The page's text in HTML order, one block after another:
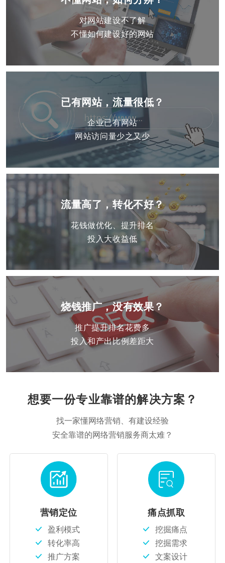
对网站建设不了解
不懂如何建设好的网站
已有网站，流量很低？
企业已有网站
网站访问量少之又少
流量高了，转化不好？
花钱做优化、提升排名
投入大收益低
烧钱推广，没有效果？
推广提升排名花费多
投入和产出比例差距大
想要一份专业靠谱的解决方案？
找一家懂网络营销、有建设经验
安全靠谱的网络营销服务商太难？
营销定位
盈利模式
转化率高
推广方案
痛点抓取
挖掘痛点
挖掘需求
文案设计